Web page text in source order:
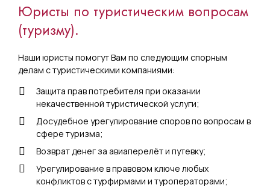
Юристы по туристическим вопросам
(туризму).
Наши юристы помогут Вам по следующим спорным
делам с туристическими компаниями:
Защита прав потребителя при оказании
некачественной туристической услуги;
Досудебное урегулирование споров по вопросам в
сфере туризма;
Возврат денег за авиаперелёт и путевку;
Урегулирование в правовом ключе любых
конфликтов с турфирмами и туроператорами;